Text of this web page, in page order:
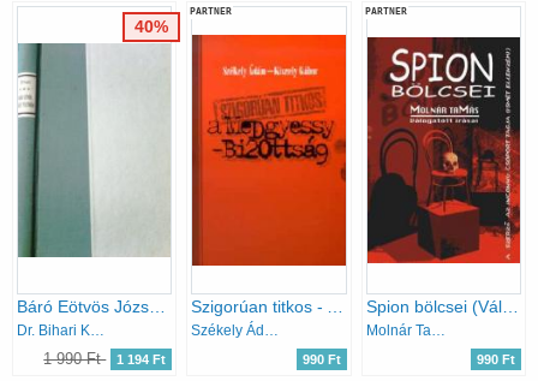
Dr. Bihari Károly
1 990 Ft 1 194 Ft
40%
PARTNER
Székely Ádám; Kiszely Gábor
990 Ft
PARTNER
Spion bölcsei (Válogatás a Magyar Nemzetnek és az asztalfióknak írt publicisztikákból)
Molnár Tamás
990 Ft